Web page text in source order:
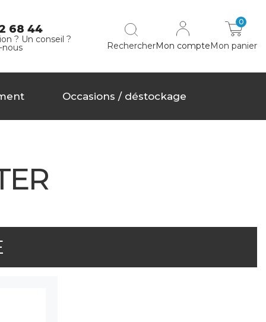
68 44
? Un conseil ?
RechercherMon compteMon panier
0
Occasions / déstockage